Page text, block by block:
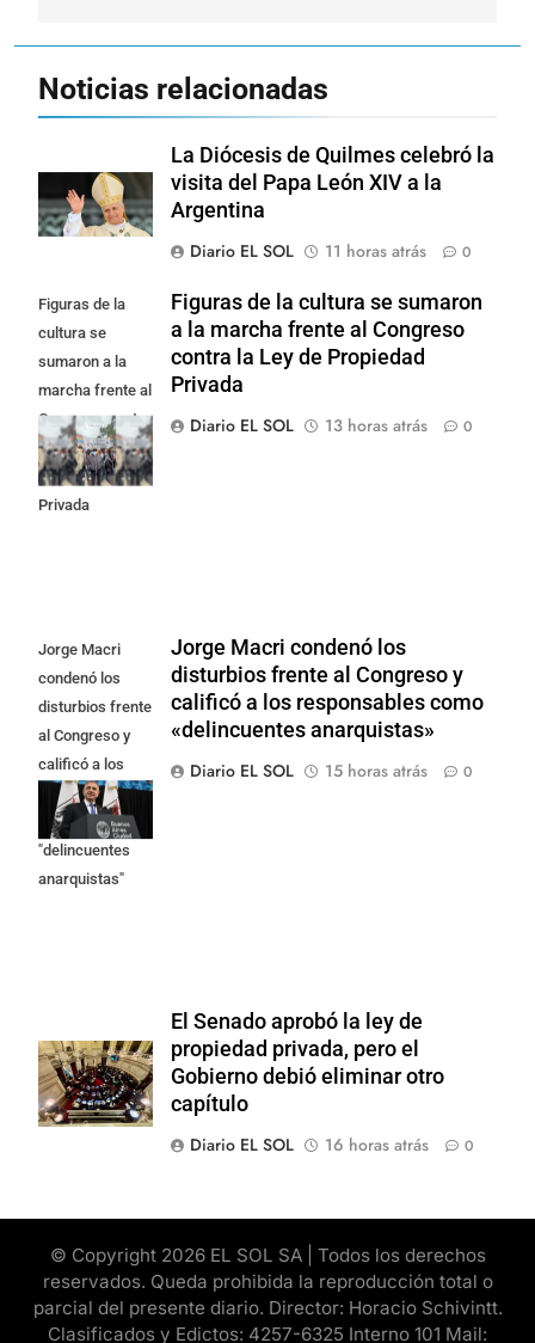
Noticias relacionadas
La Diócesis de Quilmes celebró la
visita del Papa León XIV a la
Argentina
Diario EL SOL
11 horas atrás 0
Figuras de la
cultura se
sumaron a la
marcha frente al
Congreso contra
la Ley de
Propiedad
Privada
Figuras de la cultura se sumaron
a la marcha frente al Congreso
contra la Ley de Propiedad
Privada
Diario EL SOL
13 horas atrás 0
Jorge Macri
condenó los
disturbios frente
al Congreso y
calificó a los
responsables
como
"delincuentes
anarquistas"
Jorge Macri condenó los
disturbios frente al Congreso y
calificó a los responsables como
«delincuentes anarquistas»
Diario EL SOL
15 horas atrás 0
El Senado aprobó la ley de
propiedad privada, pero el
Gobierno debió eliminar otro
capítulo
Diario EL SOL
16 horas atrás 0
© Copyright 2026 EL SOL SA | Todos los derechos
reservados. Queda prohibida la reproducción total o
parcial del presente diario. Director: Horacio Schivintt.
Clasificados y Edictos: 4257-6325 Interno 101 Mail: